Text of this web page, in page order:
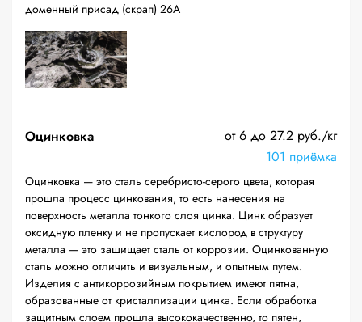
доменный присад (скрап) 26А
Оцинковка
от 6 до 27.2 руб./кг
101 приёмка
Оцинковка — это сталь серебристо-серого цвета, которая
прошла процесс цинкования, то есть нанесения на
поверхность металла тонкого слоя цинка. Цинк образует
оксидную пленку и не пропускает кислород в структуру
металла — это защищает сталь от коррозии. Оцинкованную
сталь можно отличить и визуальным, и опытным путем.
Изделия с антикоррозийным покрытием имеют пятна,
образованные от кристаллизации цинка. Если обработка
защитным слоем прошла высококачественно, то пятен,